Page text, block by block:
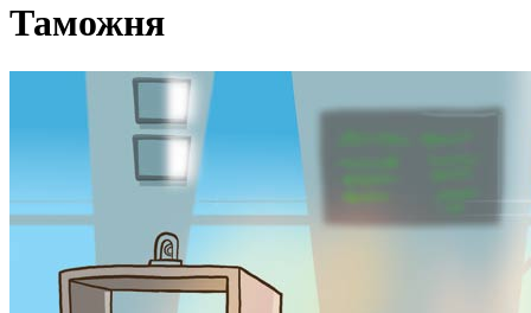
Таможня